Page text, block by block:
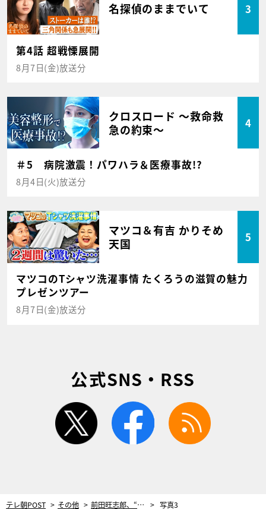
名探偵のままでいて 3
第4話 超戦慄展開
8月7日(金)放送分
クロスロード ～救命救
急の約束～
4
＃5 病院激震！パワハラ＆医療事故!?
8月4日(火)放送分
マツコ＆有吉 かりそめ
天国
5
マツコのTシャツ洗濯事情 たくろうの滋賀の魅力
プレゼンツアー
8月7日(金)放送分
公式SNS・RSS
twitter facebook
テレ朝POST その他 前田旺志郎、“死ぬまでに一度は言いたいセリフ”をもらったドラマのワンシーン。「本当にうれしくて」 写真3